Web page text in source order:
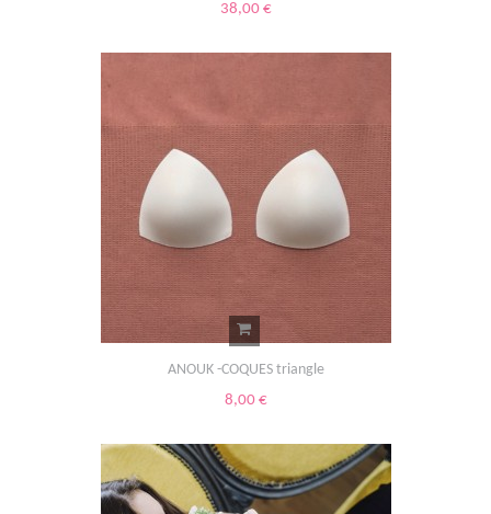
38,00 €
ANOUK -COQUES triangle
8,00 €